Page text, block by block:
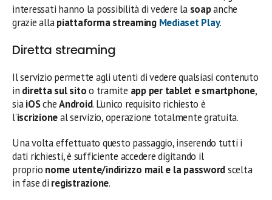
interessati hanno la possibilità di vedere la soapanche
grazie allapiattaforma streaming Mediaset Play.
Diretta streaming
Il servizio permette agli utenti di vedere qualsiasi contenuto
in diretta sul sitoo tramite app per tablet e smartphone,
siaiOScheAndroid. L’unico requisito richiesto è
l’iscrizioneal servizio, operazione totalmente gratuita.
Una volta effettuato questo passaggio, inserendo tutti i
dati richiesti, è sufficiente accedere digitando il
proprio nome utente/indirizzo mail e la passwordscelta
in fase di registrazione.